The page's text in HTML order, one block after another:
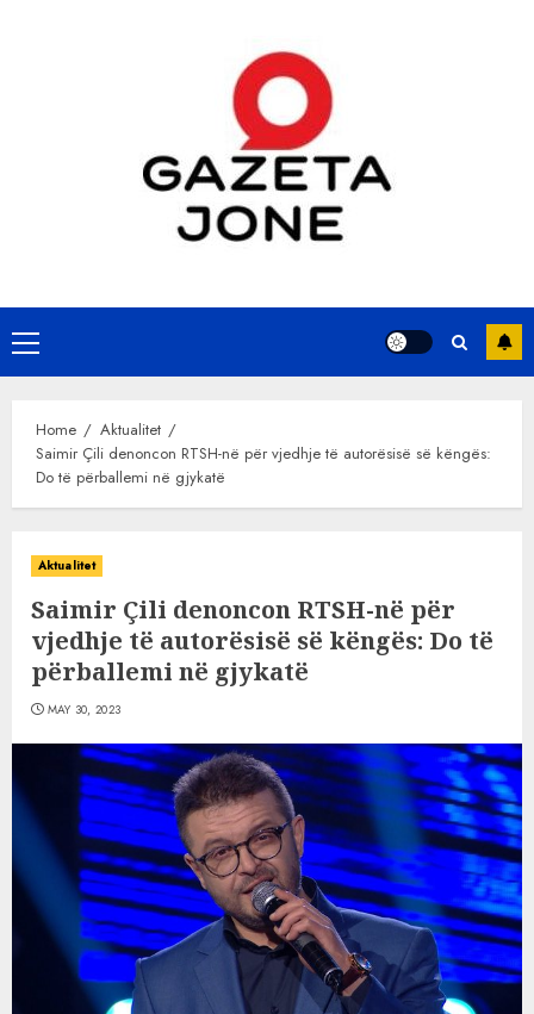
Primary
Menu
Home
Aktualitet
Saimir Çili denoncon RTSH-në për vjedhje të autorësisë së këngës:
Do të përballemi në gjykatë
Aktualitet
Saimir Çili denoncon RTSH-në për
vjedhje të autorësisë së këngës: Do të
përballemi në gjykatë
MAY 30, 2023